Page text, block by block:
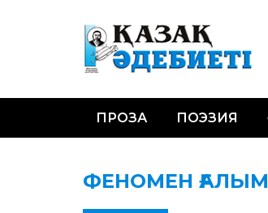
ПРОЗА ПОЭЗИЯ
ФЕНОМЕН ҒАЛЫМ